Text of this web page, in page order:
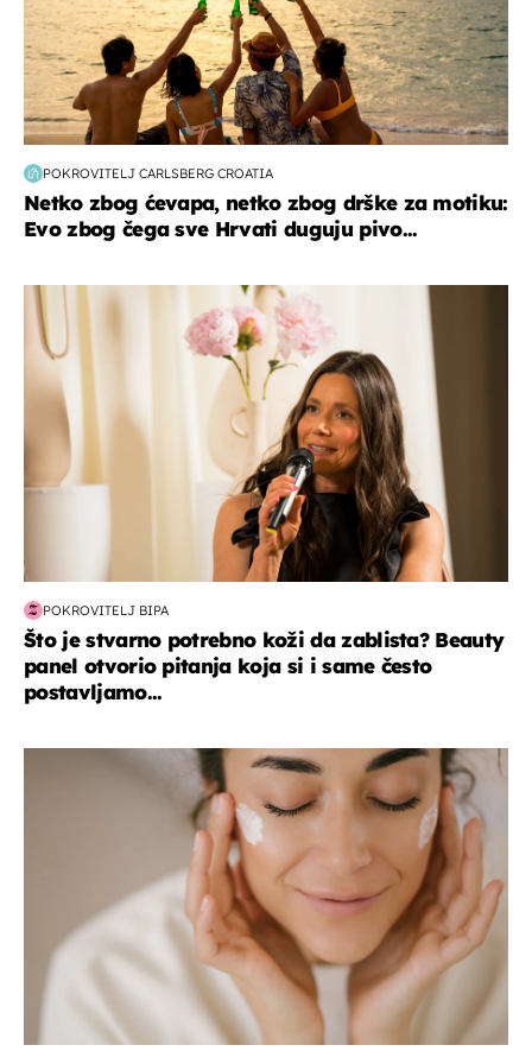
POKROVITELJ CARLSBERG CROATIA
Netko zbog ćevapa, netko zbog drške za motiku:
Evo zbog čega sve Hrvati duguju pivo...
moda & ljepota
POKROVITELJ BIPA
Što je stvarno potrebno koži da zablista? Beauty
panel otvorio pitanja koja si i same često
postavljamo...
moda & ljepota